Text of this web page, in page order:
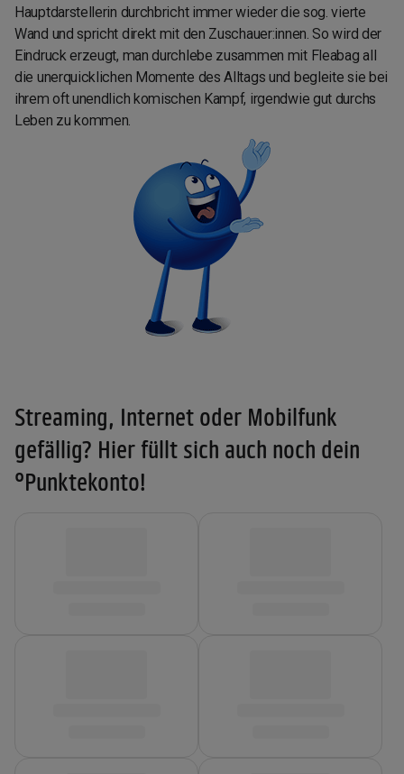
Hauptdarstellerin durchbricht immer wieder die sog. vierte
Wand und spricht direkt mit den Zuschauer:innen. So wird der
Eindruck erzeugt, man durchlebe zusammen mit Fleabag all
die unerquicklichen Momente des Alltags und begleite sie bei
ihrem oft unendlich komischen Kampf, irgendwie gut durchs
Leben zu kommen.
Streaming, Internet oder Mobilfunk
gefällig? Hier füllt sich auch noch dein
°Punktekonto!